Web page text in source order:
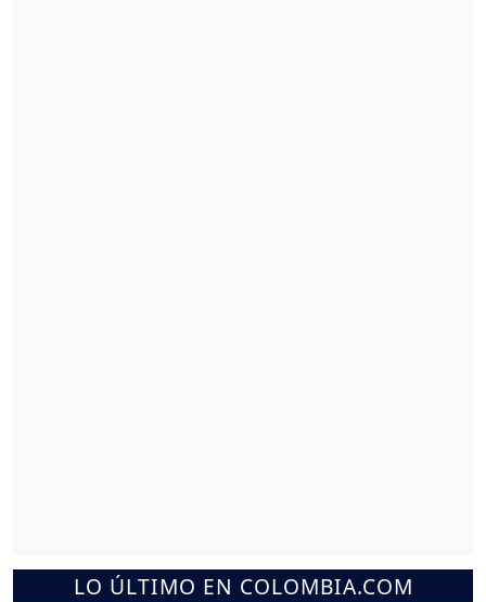
LO ÚLTIMO EN COLOMBIA.COM